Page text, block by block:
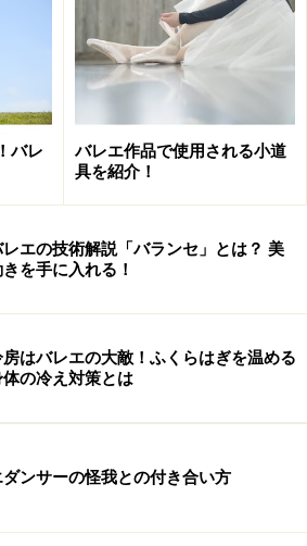
バレエ団『白
り 撮影：瀬戸秀美
団で初めて『白鳥の湖』の
きのパートナーは当時唯一
だった山本隆之さん。大抜
したが、心境はいかがでし
って思いました（笑）。当時はもっ
たし、表現も何もあったものじゃ
か舞台にしなきゃいけないという
ートナーにつけてくださったんだ
やっぱり彼は出てきただけで作品
なる。先生方の絶大な信頼があっ
んじゃないかなと（笑）。でも私
バレ
バレエ作品で使用される小道
具を紹介！
レエの技術解説「バランセ」とは？ 美
を手に入れる！
はバレエの大敵！ふくらはぎを温める
の冷え対策とは
ンサーの怪我との付き合い方